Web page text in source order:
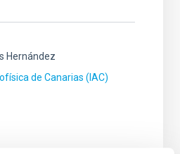
Hernández
de Canarias (IAC)